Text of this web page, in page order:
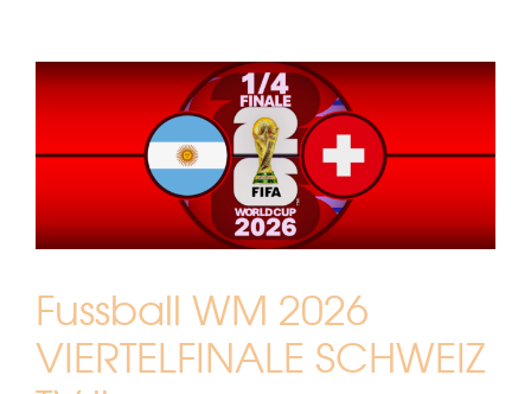
Freitag
TV
Fussball WM 2026
VIERTELFINALE SCHWEIZ